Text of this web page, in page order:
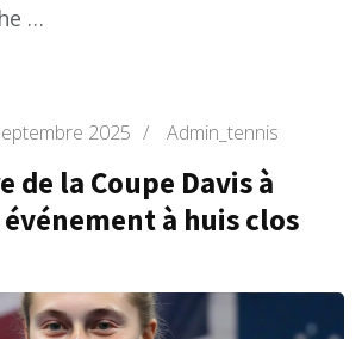
…
2025 / Admin_tennis
de la Coupe Davis à
à huis clos